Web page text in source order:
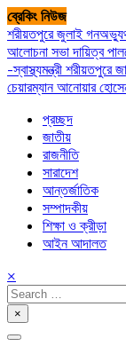
Skip
to
content
ব্রেকিং নিউজ
শরীয়তপুরে জুলাই
আলোচনা সভাদায়িত্ব
-স্বাস্থ্যমন্ত্রী শরীয়তপুরে
চেয়ারম্যান আনোয়ার
প্রচ্ছদ
জাতীয়
রাজনীতি
সারাদেশ
আন্তর্জাতিক
সম্পাদকীয়
শিক্ষা ও ক্রীড়া
আইন আদালত
×
Search
for:
×